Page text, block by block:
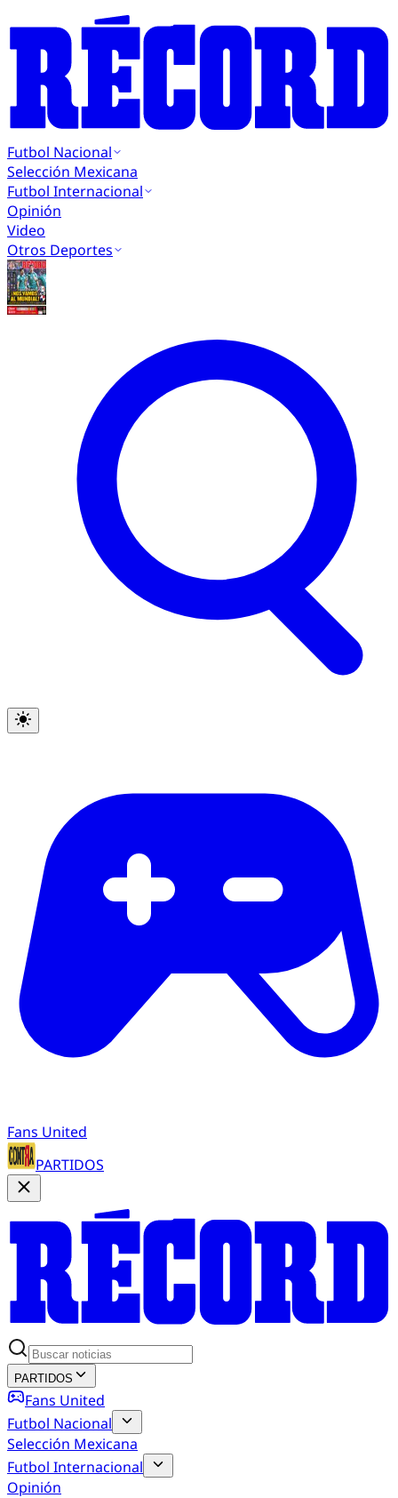
Futbol Nacional
Selección Mexicana
Futbol Internacional
Opinión
Video
Otros Deportes
Fans United
PARTIDOS
PARTIDOS
Fans United
Futbol Nacional
Selección Mexicana
Futbol Internacional
Opinión